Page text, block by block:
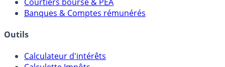
Meilleurs PER
Banques & Comptes rémunérés
Outils